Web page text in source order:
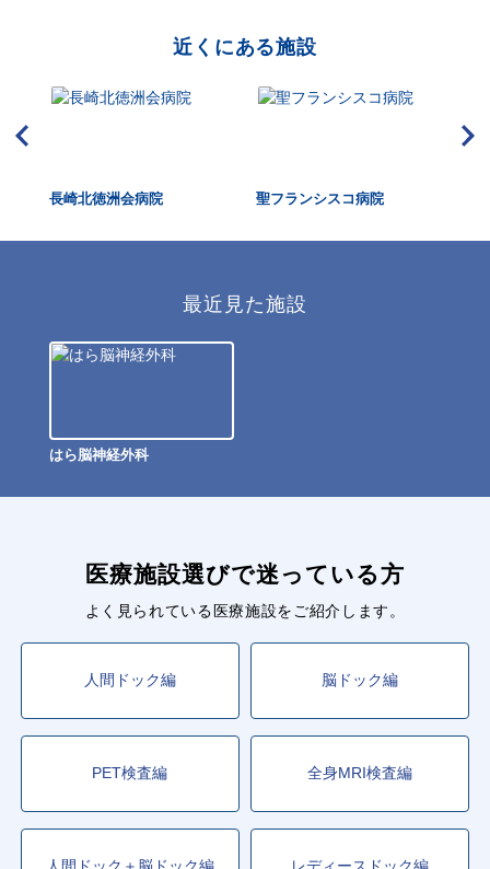
近くにある施設
長崎北徳洲会病院 聖フランシスコ病院
最近見た施設
はら脳神経外科
医療施設選びで迷っている方
よく見られている医療施設をご紹介します。
人間ドック編 脳ドック編
PET検査編 全身MRI検査編